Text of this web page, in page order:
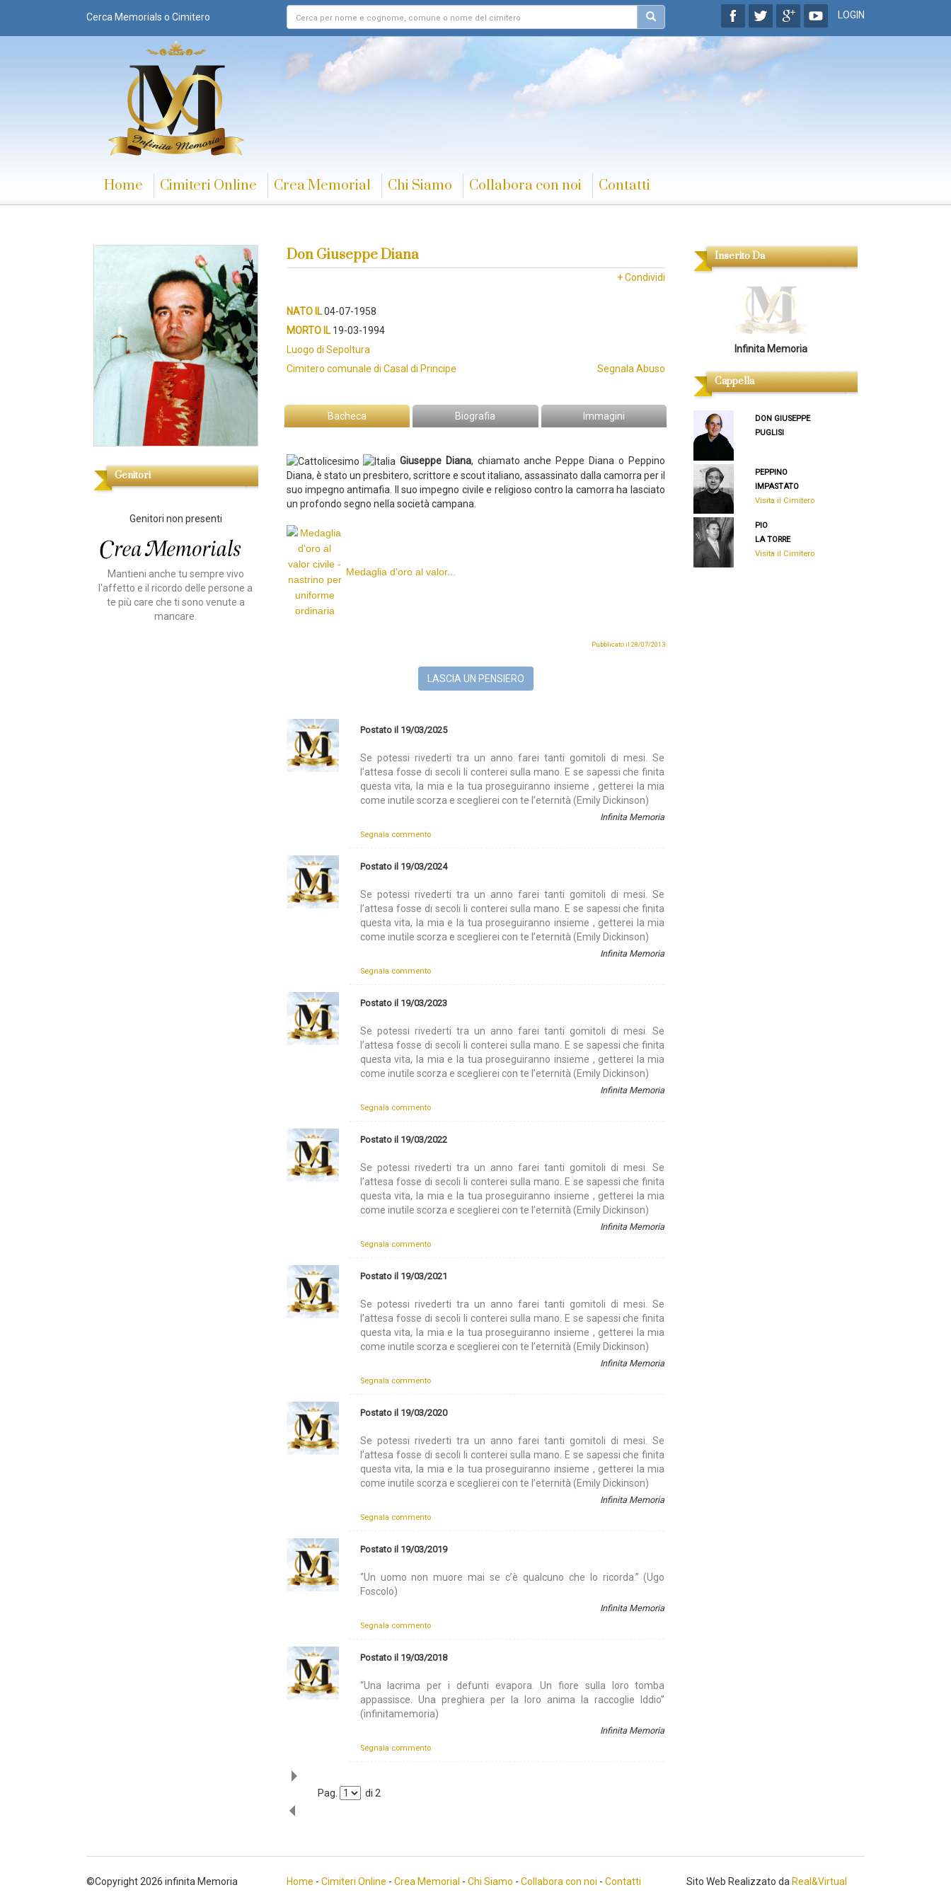
Cerca Memorials o Cimitero LOGIN
Home Cimiteri Online Crea Memorial Chi Siamo Collabora con noi Contatti
Genitori
Genitori non presenti
Mantieni anche tu sempre vivo
l'affetto e il ricordo delle persone a
te più care che ti sono venute a
mancare.
Don Giuseppe Diana
+ Condividi
NATO IL04-07-1958
MORTO IL19-03-1994
Luogo di Sepoltura
Cimitero comunale di Casal di Principe
Segnala Abuso
Bacheca Biografia Immagini
Giuseppe Diana, chiamato anche Peppe Diana o Peppino
Diana, è stato un presbitero, scrittore e scout italiano, assassinato dalla camorra per il
suo impegno antimafia.
Il suo impegno civile e religioso contro la camorra ha lasciato
un profondo segno nella società campana.
Medaglia d'oro al valor...
Pubblicato il 28/07/2013
LASCIA UN PENSIERO
Postato il 19/03/2025
Se potessi rivederti tra un anno farei tanti gomitoli di mesi. Se
l’attesa fosse di secoli li conterei sulla mano. E se sapessi che finita
questa vita, la mia e la tua proseguiranno insieme , getterei la mia
come inutile scorza e sceglierei con te l’eternità (Emily Dickinson)
Infinita Memoria
Segnala commento
Postato il 19/03/2024
Se potessi rivederti tra un anno farei tanti gomitoli di mesi. Se
l’attesa fosse di secoli li conterei sulla mano. E se sapessi che finita
questa vita, la mia e la tua proseguiranno insieme , getterei la mia
come inutile scorza e sceglierei con te l’eternità (Emily Dickinson)
Infinita Memoria
Segnala commento
Postato il 19/03/2023
Se potessi rivederti tra un anno farei tanti gomitoli di mesi. Se
l’attesa fosse di secoli li conterei sulla mano. E se sapessi che finita
questa vita, la mia e la tua proseguiranno insieme , getterei la mia
come inutile scorza e sceglierei con te l’eternità (Emily Dickinson)
Infinita Memoria
Segnala commento
Postato il 19/03/2022
Se potessi rivederti tra un anno farei tanti gomitoli di mesi. Se
l’attesa fosse di secoli li conterei sulla mano. E se sapessi che finita
questa vita, la mia e la tua proseguiranno insieme , getterei la mia
come inutile scorza e sceglierei con te l’eternità (Emily Dickinson)
Infinita Memoria
Segnala commento
Postato il 19/03/2021
Se potessi rivederti tra un anno farei tanti gomitoli di mesi. Se
l’attesa fosse di secoli li conterei sulla mano. E se sapessi che finita
questa vita, la mia e la tua proseguiranno insieme , getterei la mia
come inutile scorza e sceglierei con te l’eternità (Emily Dickinson)
Infinita Memoria
Segnala commento
Postato il 19/03/2020
Se potessi rivederti tra un anno farei tanti gomitoli di mesi. Se
l’attesa fosse di secoli li conterei sulla mano. E se sapessi che finita
questa vita, la mia e la tua proseguiranno insieme , getterei la mia
come inutile scorza e sceglierei con te l’eternità (Emily Dickinson)
Infinita Memoria
Segnala commento
Postato il 19/03/2019
“Un uomo non muore mai se c’è qualcuno che lo ricorda.” (Ugo
Foscolo)
Infinita Memoria
Segnala commento
Postato il 19/03/2018
“Una lacrima per i defunti evapora. Un fiore sulla loro tomba
appassisce. Una preghiera per la loro anima la raccoglie Iddio”
(infinitamemoria)
Infinita Memoria
Segnala commento
Pag. di 2
Inserito Da
Infinita Memoria
Cappella
DON GIUSEPPE
PUGLISI
PEPPINO
IMPASTATO
Visita il Cimitero
PIO
LA TORRE
Visita il Cimitero
©Copyright 2026 infinita Memoria Home - Cimiteri Online - Crea Memorial - Chi Siamo - Collabora con noi - Contatti Sito Web Realizzato da Real&Virtual